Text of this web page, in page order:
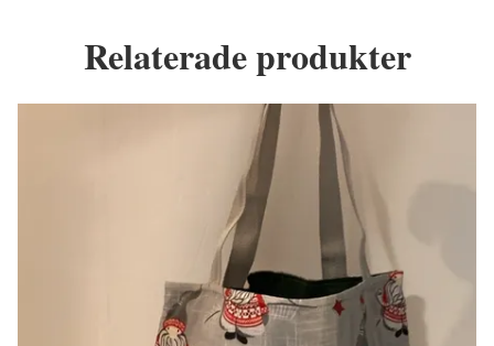
Relaterade produkter